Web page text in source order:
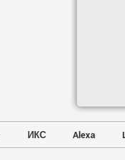
ИКС Alexa